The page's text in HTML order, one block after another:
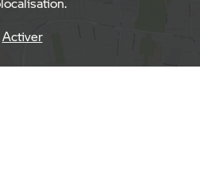
Activer